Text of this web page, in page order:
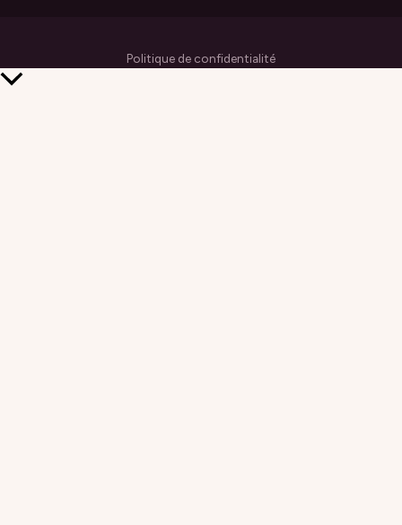
Politique de confidentialité